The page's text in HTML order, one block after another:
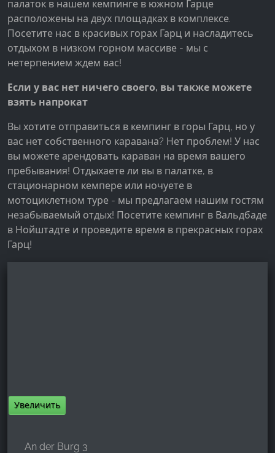
палаток в нашем кемпинге в южном Гарце
расположены на двух площадках в комплексе.
Посетите нас в красивых горах Гарц и насладитесь
отдыхом в низком горном массиве - мы с
нетерпением ждем вас!
Если у вас нет ничего своего, вы также можете
взять напрокат
Вы хотите отправиться в кемпинг в горы Гарц, но у
вас нет собственного каравана? Нет проблем! У нас
вы можете арендовать караван на время вашего
пребывания! Отдыхаете ли вы в палатке, в
стационарном кемпере или ночуете в
мотоциклетном туре - мы предлагаем нашим гостям
незабываемый отдых! Посетите кемпинг в Вальдбаде
в Нойштадте и проведите время в прекрасных горах
Гарц!
Увеличить
An der Burg 3